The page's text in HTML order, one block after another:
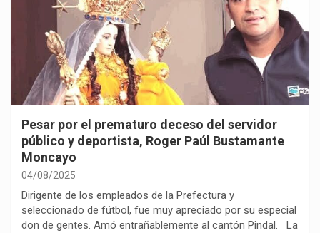
Pesar por el prematuro deceso del servidor
público y deportista, Roger Paúl Bustamante
Moncayo
04/08/2025
Dirigente de los empleados de la Prefectura y
seleccionado de fútbol, fue muy apreciado por su especial
don de gentes. Amó entrañablemente al cantón Pindal. La